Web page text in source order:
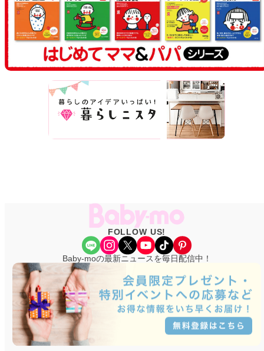
FOLLOW US!
Share Icon Instagram X YouTube TikTok Pinterest
Baby-moの最新ニュースを毎日配信中！